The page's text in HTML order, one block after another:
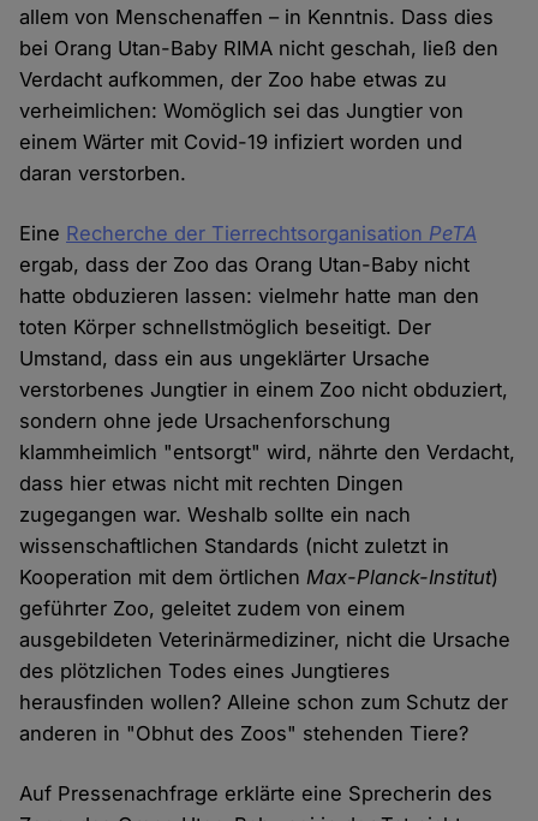
allem von Menschenaffen – in Kenntnis. Dass dies
bei Orang Utan-Baby RIMA nicht geschah, ließ den
Verdacht aufkommen, der Zoo habe etwas zu
verheimlichen: Womöglich sei das Jungtier von
einem Wärter mit Covid-19 infiziert worden und
daran verstorben.
Eine Recherche der Tierrechtsorganisation PeTA
ergab, dass der Zoo das Orang Utan-Baby nicht
hatte obduzieren lassen: vielmehr hatte man den
toten Körper schnellstmöglich beseitigt. Der
Umstand, dass ein aus ungeklärter Ursache
verstorbenes Jungtier in einem Zoo nicht obduziert,
sondern ohne jede Ursachenforschung
klammheimlich "entsorgt" wird, nährte den Verdacht,
dass hier etwas nicht mit rechten Dingen
zugegangen war. Weshalb sollte ein nach
wissenschaftlichen Standards (nicht zuletzt in
Kooperation mit dem örtlichenMax-Planck-Institut)
geführter Zoo, geleitet zudem von einem
ausgebildeten Veterinärmediziner, nicht die Ursache
des plötzlichen Todes eines Jungtieres
herausfinden wollen? Alleine schon zum Schutz der
anderen in "Obhut des Zoos" stehenden Tiere?
Auf Pressenachfrage erklärte eine Sprecherin des